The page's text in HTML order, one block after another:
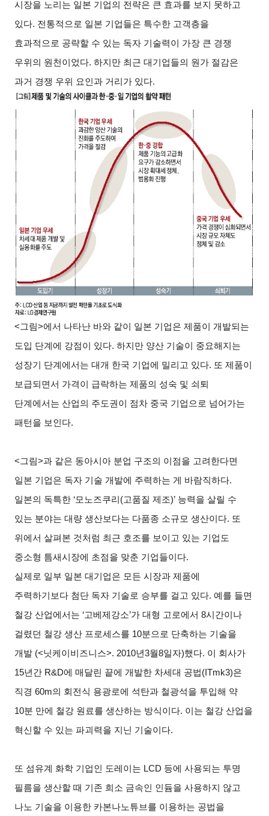
시장을 노리는 일본 기업의 전략은 큰 효과를 보지 못하고
있다. 전통적으로 일본 기업들은 특수한 고객층을
효과적으로 공략할 수 있는 독자 기술력이 가장 큰 경쟁
우위의 원천이었다. 하지만 최근 대기업들의 원가 절감은
과거 경쟁 우위 요인과 거리가 있다.
<그림>에서 나타난 바와 같이 일본 기업은 제품이 개발되는
도입 단계에 강점이 있다. 하지만 양산 기술이 중요해지는
성장기 단계에서는 대개 한국 기업에 밀리고 있다. 또 제품이
보급되면서 가격이 급락하는 제품의 성숙 및 쇠퇴
단계에서는 산업의 주도권이 점차 중국 기업으로 넘어가는
패턴을 보인다.
<그림>과 같은 동아시아 분업 구조의 이점을 고려한다면
일본 기업은 독자 기술 개발에 주력하는 게 바람직하다.
일본의 독특한 ‘모노즈쿠리(고품질 제조)’ 능력을 살릴 수
있는 분야는 대량 생산보다는 다품종 소규모 생산이다. 또
위에서 살펴본 것처럼 최근 호조를 보이고 있는 기업도
중소형 틈새시장에 초점을 맞춘 기업들이다.
실제로 일부 일본 대기업은 모든 시장과 제품에
주력하기보다 첨단 독자 기술로 승부를 걸고 있다. 예를 들면
철강 산업에서는 ‘고베제강소’가 대형 고로에서 8시간이나
걸렸던 철강 생산 프로세스를 10분으로 단축하는 기술을
개발 (<닛케이비즈니스>. 2010년3월8일자)했다. 이 회사가
15년간 R&D에 매달린 끝에 개발한 차세대 공법(ITmk3)은
직경 60m의 회전식 용광로에 석탄과 철광석을 투입해 약
10분 만에 철강 원료를 생산하는 방식이다. 이는 철강 산업을
혁신할 수 있는 파괴력을 지닌 기술이다.
또 섬유계 화학 기업인 도레이는 LCD 등에 사용되는 투명
필름을 생산할 때 기존 희소 금속인 인듐을 사용하지 않고
나노 기술을 이용한 카본나노튜브를 이용하는 공법을